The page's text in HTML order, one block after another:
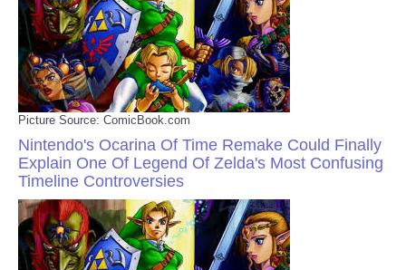
Picture Source: ComicBook.com
Nintendo's Ocarina Of Time Remake Could Finally
Explain One Of Legend Of Zelda's Most Confusing
Timeline Controversies